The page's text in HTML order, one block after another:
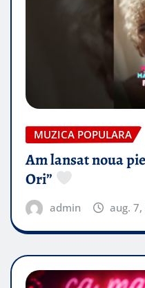
MUZICA POPULARA
Am lansat noua
Ori”
admin aug.